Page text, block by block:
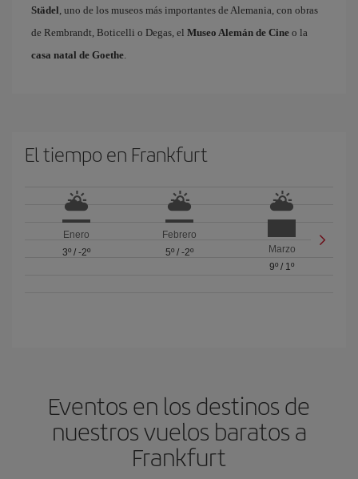
Städel, uno de los museos más importantes de Alemania, con obras
de Rembrandt, Boticelli o Degas, el Museo Alemán de Cine o la
casa natal de Goethe.
El tiempo en Frankfurt
Enero
3º/ -2º
Febrero
5º/ -2º
Marzo
9º / 1º
Eventos en los destinos de
nuestros vuelos baratos a
Frankfurt